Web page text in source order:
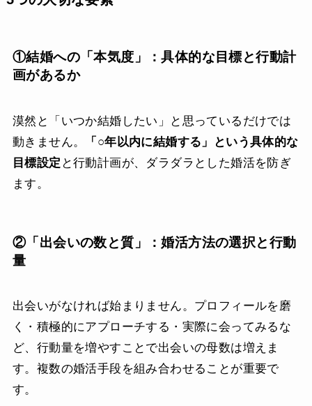
①結婚への「本気度」：具体的な目標と行動計
画があるか
漠然と「いつか結婚したい」と思っているだけでは
動きません。
「○年以内に結婚する」という具体的な
目標設定 と行動計画が、ダラダラとした婚活を防ぎ
ます。
②「出会いの数と質」：婚活方法の選択と行動
量
出会いがなければ始まりません。プロフィールを磨
く・積極的にアプローチする・実際に会ってみるな
ど、行動量を増やすことで出会いの母数は増えま
す。複数の婚活手段を組み合わせることが重要で
す。